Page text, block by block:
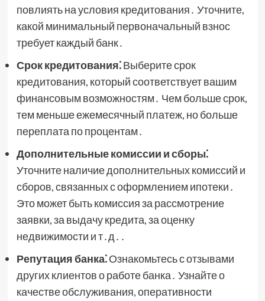
повлиять на условия кредитования․ Уточните,
какой минимальный первоначальный взнос
требует каждый банк․
Срок кредитования⁚Выберите срок
кредитования, который соответствует вашим
финансовым возможностям․ Чем больше срок,
тем меньше ежемесячный платеж, но больше
переплата по процентам․
Дополнительные комиссии и сборы⁚
Уточните наличие дополнительных комиссий и
сборов, связанных с оформлением ипотеки․
Это может быть комиссия за рассмотрение
заявки, за выдачу кредита, за оценку
недвижимости и т․д․․
Репутация банка⁚Ознакомьтесь с отзывами
других клиентов о работе банка․ Узнайте о
качестве обслуживания, оперативности